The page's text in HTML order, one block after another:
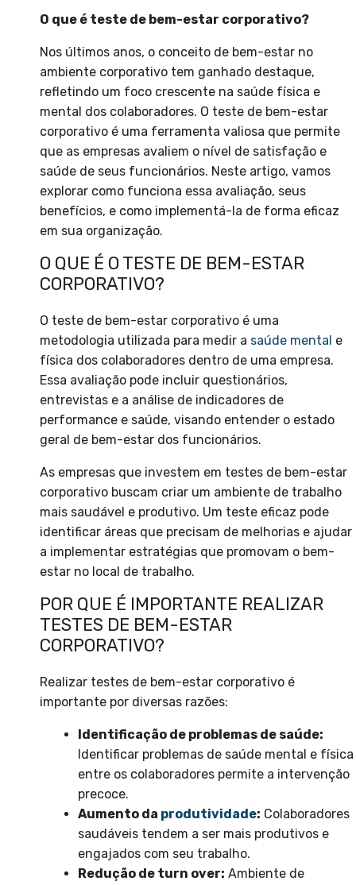
O que é teste de bem-estar corporativo?
Nos últimos anos, o conceito de bem-estar no
ambiente corporativo tem ganhado destaque,
refletindo um foco crescente na saúde física e
mental dos colaboradores. O teste de bem-estar
corporativo é uma ferramenta valiosa que permite
que as empresas avaliem o nível de satisfação e
saúde de seus funcionários. Neste artigo, vamos
explorar como funciona essa avaliação, seus
benefícios, e como implementá-la de forma eficaz
em sua organização.
O QUE É O TESTE DE BEM-ESTAR
CORPORATIVO?
O teste de bem-estar corporativo é uma
metodologia utilizada para medir a saúde mental e
física dos colaboradores dentro de uma empresa.
Essa avaliação pode incluir questionários,
entrevistas e a análise de indicadores de
performance e saúde, visando entender o estado
geral de bem-estar dos funcionários.
As empresas que investem em testes de bem-estar
corporativo buscam criar um ambiente de trabalho
mais saudável e produtivo. Um teste eficaz pode
identificar áreas que precisam de melhorias e ajudar
a implementar estratégias que promovam o bem-
estar no local de trabalho.
POR QUE É IMPORTANTE REALIZAR
TESTES DE BEM-ESTAR
CORPORATIVO?
Realizar testes de bem-estar corporativo é
importante por diversas razões:
Identificação de problemas de saúde:
Identificar problemas de saúde mental e física
entre os colaboradores permite a intervenção
precoce.
Aumento da produtividade: Colaboradores
saudáveis tendem a ser mais produtivos e
engajados com seu trabalho.
Redução de turn over: Ambiente de